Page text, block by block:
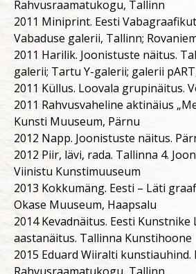
Rahvusraamatukogu, Tallinn
2011 Miniprint. Eesti
Vabaduse galerii, Tallinn;
2011 Harilik. Joonistuste näitus.
galerii; Tartu Y-galerii; galerii
2011 Küllus. Loovala grupinäitus.
2011 Rahvusvaheline aktinäius
Kunsti Muuseum, Pärnu
2012 Napp. Joonistuste näitus.
2012 Piir, lävi, rada. Tallinna 4.
Viinistu Kunstimuuseum
2013 Kokkumäng. Eesti – Läti
Okase Muuseum, Haapsalu
2014 Kevadnäitus. Eesti Kunstnike
aastanäitus. Tallinna Kunstihoone
2015 Eduard Wiiralti kunstiauhind.